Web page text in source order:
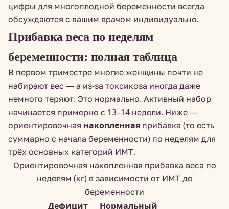
цифры для многоплодной беременности всегда
обсуждаются с вашим врачом индивидуально.
Прибавка веса по неделям
беременности: полная таблица
В первом триместре многие женщины почти не
набирают вес — а из-за токсикоза иногда даже
немного теряют. Это нормально. Активный набор
начинается примерно с 13–14 недели. Ниже —
ориентировочная накопленная прибавка (то есть
суммарно с начала беременности) по неделям для
трёх основных категорий ИМТ.
Ориентировочная накопленная прибавка веса по
неделям (кг) в зависимости от ИМТ до
беременности
Дефицит
Нормальный